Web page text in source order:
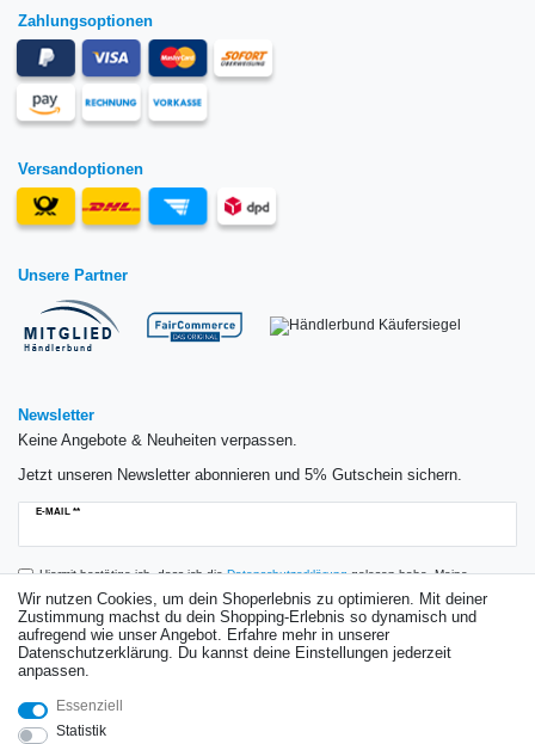
Zahlungsoptionen
Versandoptionen
Unsere Partner
Newsletter
Keine Angebote & Neuheiten verpassen.
Jetzt unseren Newsletter abonnieren und 5% Gutschein sichern.
E-MAIL **
Newsletter
Hiermit bestätige ich, dass ich dieDaten­schutz­erklärunggelesen habe. Meine
Einwilligung kann ich jederzeit widerrufen.**
Abonnieren
Bewertungen
Wir nutzen Cookies, um dein Shoperlebnis zu optimieren. Mit deiner
Zustimmung machst du dein Shopping-Erlebnis so dynamisch und
aufregend wie unser Angebot. Erfahre mehr in unserer
Datenschutzerklärung. Du kannst deine Einstellungen jederzeit
anpassen.
Essenziell
Statistik